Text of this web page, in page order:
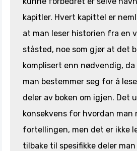
kapitler. Hvert kapittel er
at man leser historien fra en
ståsted, noe som gjør at det
komplisert enn nødvendig,
man bestemmer seg for å
deler av boken om igjen. Det
konsekvens for hvordan man
fortellingen, men det er ikke
tilbake til spesifikke deler